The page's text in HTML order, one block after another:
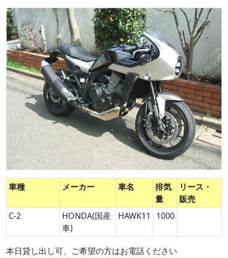
車種 メーカー 車名
排気
量
リース・
販売
C-2
HONDA(国産
車)
HAWK11 1000
本日貸し出し可、ご希望の方はお電話ください